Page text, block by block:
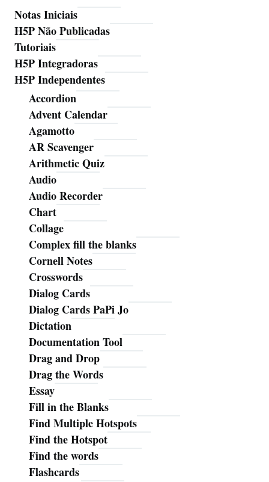
Notas Iniciais
H5P Não Publicadas
Tutoriais
H5P Integradoras
H5P Independentes
Accordion
Advent Calendar
Agamotto
AR Scavenger
Arithmetic Quiz
Audio
Audio Recorder
Chart
Collage
Complex fill the blanks
Cornell Notes
Crosswords
Dialog Cards
Dialog Cards PaPi Jo
Dictation
Documentation Tool
Drag and Drop
Drag the Words
Essay
Fill in the Blanks
Find Multiple Hotspots
Find the Hotspot
Find the words
Flashcards